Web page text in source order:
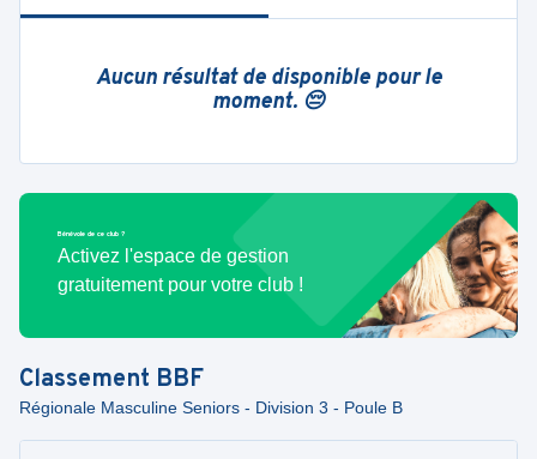
Aucun résultat de disponible pour le
moment. 😔
Bénévole de ce club ?
Activez l'espace de gestion
gratuitement pour votre club !
Classement BBF
Régionale Masculine Seniors - Division 3 - Poule B